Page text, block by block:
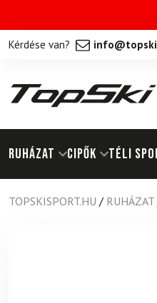
Kérdése van?
RUHÁZAT Cipők TÉLI
TOPSKISPORT.HU / RUHÁZAT